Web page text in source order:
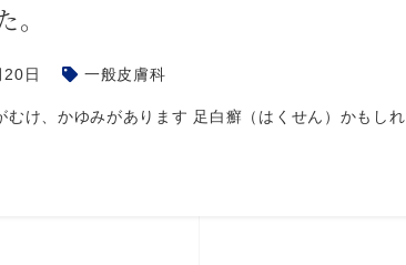
。
日 一般皮膚科
むけ、かゆみがあります 足白癬（はくせん）かもし